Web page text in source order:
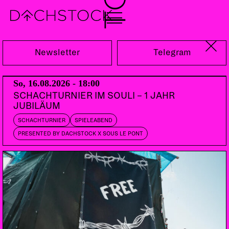
Mi, 08.05.2013
PABLOPOLAR CH
DOORS:
Newsletter Telegram
So, 16.08.2026 - 18:00
SCHACHTURNIER IM SOULI – 1 JAHR
JUBILÄUM
SCHACHTURNIER SPIELEABEND
PRESENTED BY DACHSTOCK X SOUS LE PONT